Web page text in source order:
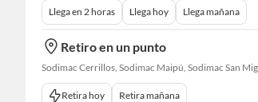
Llega en 2 horas Llega hoy Llega mañana
Retiro en un punto
Retira hoy Retira mañana